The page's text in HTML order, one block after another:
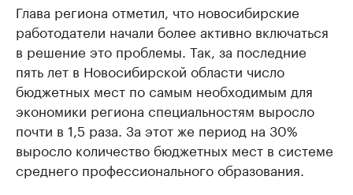
Глава региона отметил, что новосибирские
работодатели начали более активно включаться
в решение это проблемы. Так, за последние
пять лет в Новосибирской области число
бюджетных мест по самым необходимым для
экономики региона специальностям выросло
почти в 1,5 раза. За этот же период на 30%
выросло количество бюджетных мест в системе
среднего профессионального образования.